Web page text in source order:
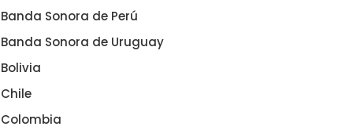
Banda Sonora de Perú
Banda Sonora de Uruguay
Bolivia
Chile
Colombia